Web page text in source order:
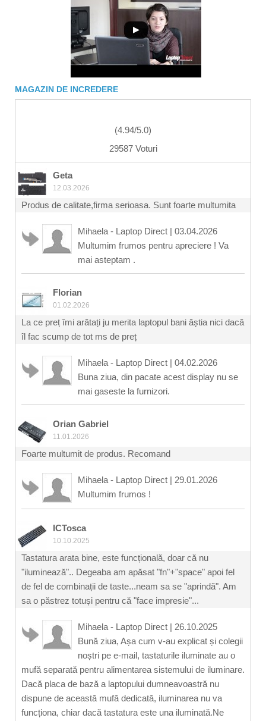
MAGAZIN DE INCREDERE
(4.94/5.0)
29587 Voturi
Geta
12.03.2026
Produs de calitate,firma serioasa. Sunt foarte multumita
Mihaela - Laptop Direct | 03.04.2026
Multumim frumos pentru apreciere ! Va
mai asteptam .
Florian
01.02.2026
La ce preț îmi arătați ju merita laptopul bani ăștia nici dacă
îl fac scump de tot ms de preț
Mihaela - Laptop Direct | 04.02.2026
Buna ziua, din pacate acest display nu se
mai gaseste la furnizori.
Orian Gabriel
11.01.2026
Foarte multumit de produs. Recomand
Mihaela - Laptop Direct | 29.01.2026
Multumim frumos !
ICTosca
10.10.2025
Tastatura arata bine, este funcțională, doar că nu
"iluminează".. Degeaba am apăsat "fn"+"space" apoi fel
de fel de combinații de taste...neam sa se "aprindă". Am
sa o păstrez totuși pentru că "face impresie"...
Mihaela - Laptop Direct | 26.10.2025
Bună ziua, Așa cum v-au explicat și colegii
noștri pe e-mail, tastaturile iluminate au o
mufă separată pentru alimentarea sistemului de iluminare.
Dacă placa de bază a laptopului dumneavoastră nu
dispune de această mufă dedicată, iluminarea nu va
funcționa, chiar dacă tastatura este una iluminată.Ne